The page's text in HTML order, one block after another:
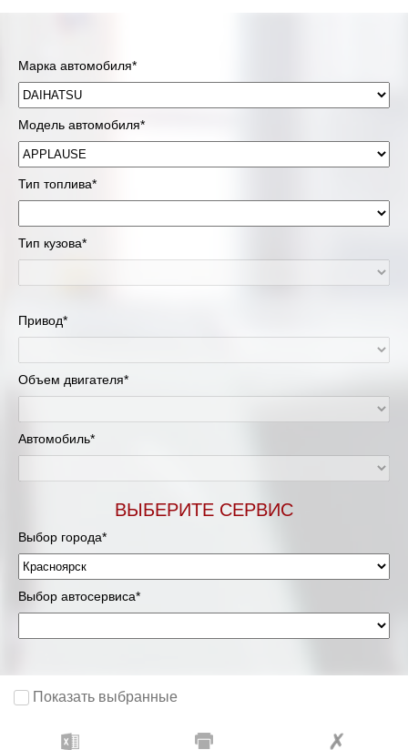
Марка автомобиля*
Модель автомобиля*
Тип топлива*
Тип кузова*
Привод*
Объем двигателя*
Автомобиль*
ВЫБЕРИТЕ СЕРВИС
Выбор города*
Выбор автосервиса*
Показать выбранные